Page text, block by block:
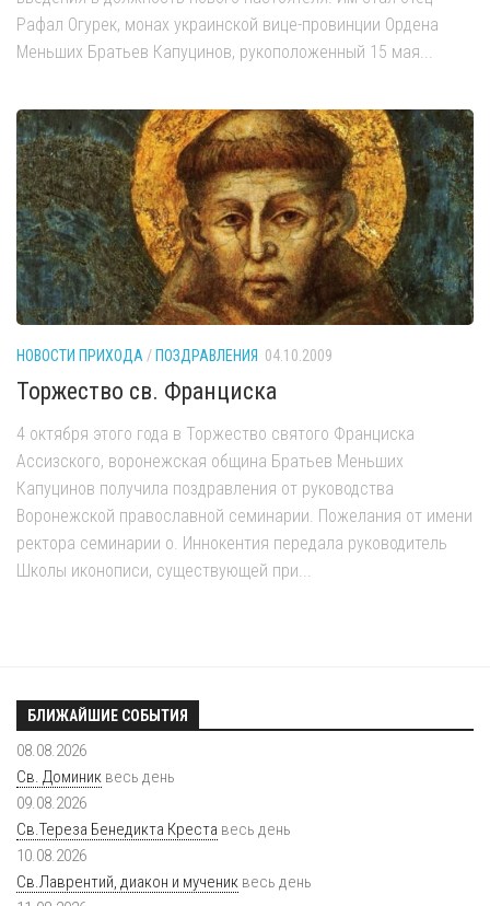
Рафал Огурек, монах украинской вице-провинции Ордена
Меньших Братьев Капуцинов, рукоположенный 15 мая...
НОВОСТИ ПРИХОДА / ПОЗДРАВЛЕНИЯ 04.10.2009
Торжество св. Франциска
4 октября этого года в Торжество святого Франциска
Ассизского, воронежская община Братьев Меньших
Капуцинов получила поздравления от руководства
Воронежской православной семинарии. Пожелания от имени
ректора семинарии о. Иннокентия передала руководитель
Школы иконописи, существующей при...
БЛИЖАЙШИЕ СОБЫТИЯ
08.08.2026
Св. Доминик весь день
09.08.2026
Св.Тереза Бенедикта Креста весь день
10.08.2026
Св.Лаврентий, диакон и мученик весь день